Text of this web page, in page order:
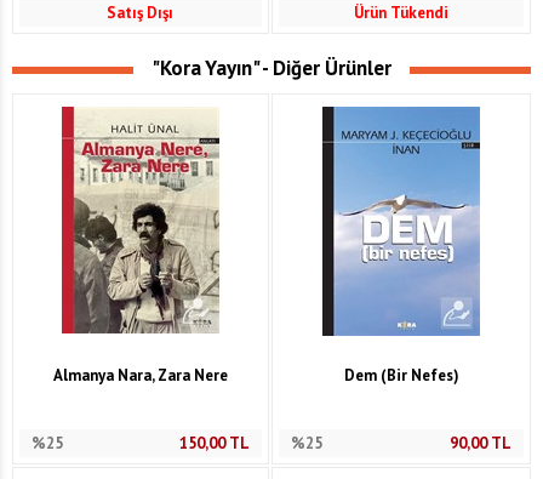
Satış Dışı Ürün Tükendi
"Kora Yayın" - Diğer Ürünler
Almanya Nara, Zara Nere
%25 150,00TL
Dem (Bir Nefes)
%25 90,00TL